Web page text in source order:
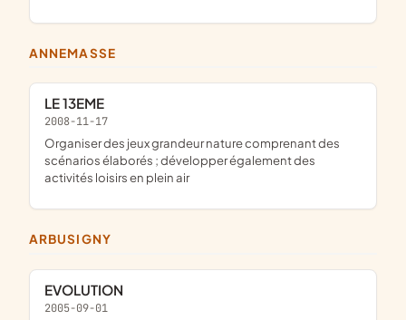
ANNEMASSE
LE 13EME
2008-11-17
organiser des jeux grandeur nature comprenant des
scénarios élaborés ; développer également des
activités loisirs en plein air
ARBUSIGNY
EVOLUTION
2005-09-01